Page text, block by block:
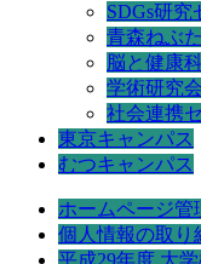
SDGs研究
青森ねぶ
脳と健康
学術研究会
社会連携
東京キャンパス
むつキャンパス
ホームページ管
個人情報の取り
平成29年度 大